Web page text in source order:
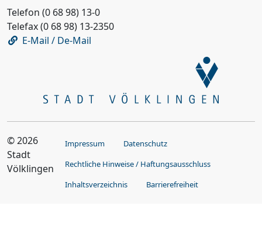
Telefon (0 68 98) 13-0
Telefax (0 68 98) 13-2350
E-Mail / De-Mail
© 2026
Stadt
Völklingen
Impressum
Datenschutz
Rechtliche Hinweise / Haftungsausschluss
Inhaltsverzeichnis
Barrierefreiheit